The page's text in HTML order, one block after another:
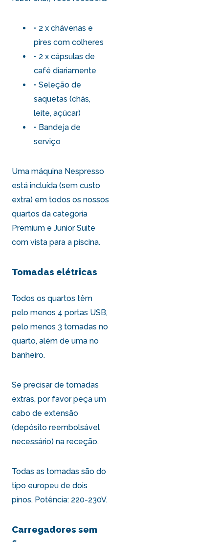
2 x chávenas e
pires com colheres
2 x cápsulas de
café diariamente
Seleção de
saquetas (chás,
leite, açúcar)
Bandeja de
serviço
Uma máquina Nespresso
está incluída (sem custo
extra) em todos os nossos
quartos da categoria
Premium e Junior Suite
com vista para a piscina.
Tomadas elétricas
Todos os quartos têm
pelo menos 4 portas USB,
pelo menos 3 tomadas no
quarto, além de uma no
banheiro.
Se precisar de tomadas
extras, por favor peça um
cabo de extensão
(depósito reembolsável
necessário) na receção.
Todas as tomadas são do
tipo europeu de dois
pinos. Potência: 220-230V.
Carregadores sem